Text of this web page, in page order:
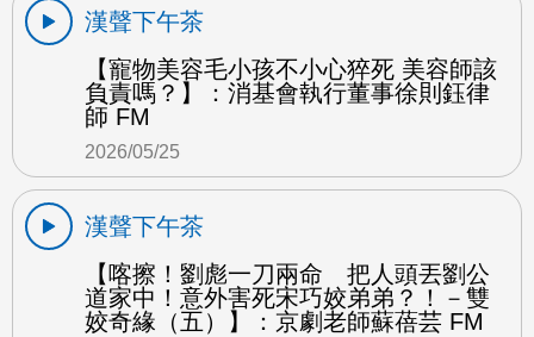
漢聲下午茶
【寵物美容毛小孩不小心猝死 美容師該
負責嗎？】：消基會執行董事徐則鈺律
師 FM
2026/05/25
漢聲下午茶
【喀擦！劉彪一刀兩命 把人頭丟劉公
道家中！意外害死宋巧姣弟弟？！－雙
姣奇緣（五）】：京劇老師蘇蓓芸 FM